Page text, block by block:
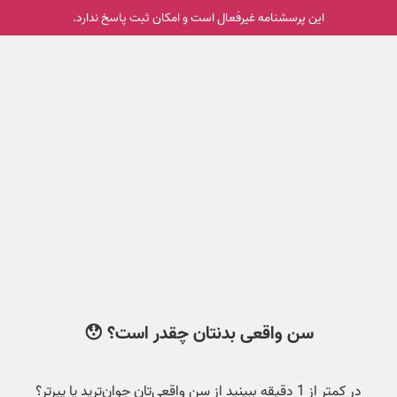
این پرسشنامه غیر‌فعال است و امکان ثبت پاسخ ندارد.
سن واقعی بدنتان چقدر است؟ 😯
در کمتر از 1 دقیقه ببینید از سن واقعی‌تان جوان‌ترید یا پیرتر؟